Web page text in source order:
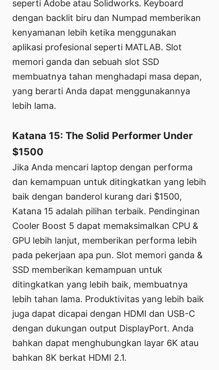
seperti Adobe atau Solidworks. Keyboard
dengan backlit biru dan Numpad memberikan
kenyamanan lebih ketika menggunakan
aplikasi profesional seperti MATLAB. Slot
memori ganda dan sebuah slot SSD
membuatnya tahan menghadapi masa depan,
yang berarti Anda dapat menggunakannya
lebih lama.
Katana 15: The Solid Performer Under
$1500
Jika Anda mencari laptop dengan performa
dan kemampuan untuk ditingkatkan yang lebih
baik dengan banderol kurang dari $1500,
Katana 15 adalah pilihan terbaik. Pendinginan
Cooler Boost 5 dapat memaksimalkan CPU &
GPU lebih lanjut, memberikan performa lebih
pada pekerjaan apa pun. Slot memori ganda &
SSD memberikan kemampuan untuk
ditingkatkan yang lebih baik, membuatnya
lebih tahan lama. Produktivitas yang lebih baik
juga dapat dicapai dengan HDMI dan USB-C
dengan dukungan output DisplayPort. Anda
bahkan dapat menghubungkan layar 6K atau
bahkan 8K berkat HDMI 2.1.